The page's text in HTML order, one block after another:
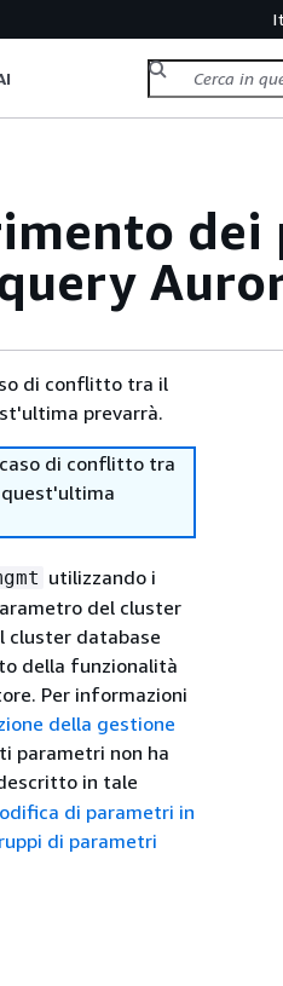
di conflitto tra il
prevarrà.
di conflitto tra
quest'ultima
utilizzando i
del cluster
cluster database
della funzionalità
Per informazioni
della gestione
parametri non ha
in tale
di parametri in
di parametri